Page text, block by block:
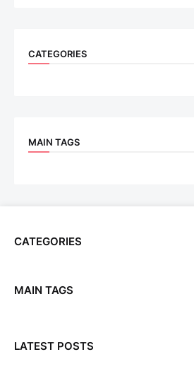
CATEGORIES
MAIN TAGS
CATEGORIES
MAIN TAGS
LATEST POSTS